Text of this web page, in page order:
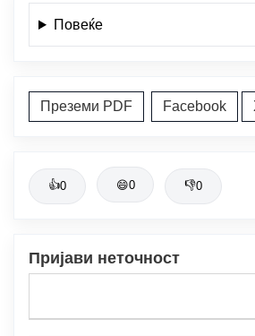
Повеќе
Преземи PDF Facebook
👍0 😄0 👎0
Пријави неточност